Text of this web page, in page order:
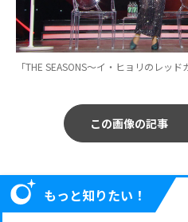
「THE SEASONS～イ・ヒョリのレッド
この画像の記事
もっと知りたい！